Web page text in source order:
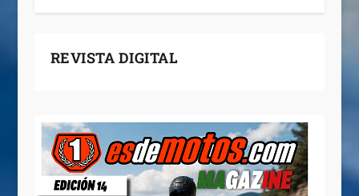
REVISTA DIGITAL